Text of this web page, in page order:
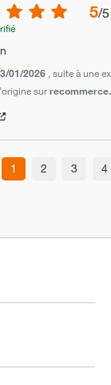
5/5
01/2026 , suite à une
sur
1 2 3 4